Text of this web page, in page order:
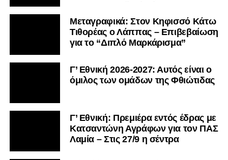
Μεταγραφικά: Στον Κηφισσό Κάτω
Τιθορέας ο Λάππας – Επιβεβαίωση
για το “Διπλό Μαρκάρισμα”
Γ’ Εθνική 2026-2027: Αυτός είναι ο
όμιλος των ομάδων της Φθιώτιδας
Γ’ Εθνική: Πρεμιέρα εντός έδρας με
Κατσαντώνη Αγράφων για τον ΠΑΣ
Λαμία – Στις 27/9 η σέντρα